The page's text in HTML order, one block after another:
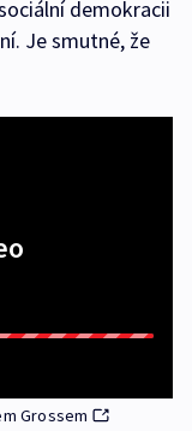
demokracii
Je smutné, že
Grossem